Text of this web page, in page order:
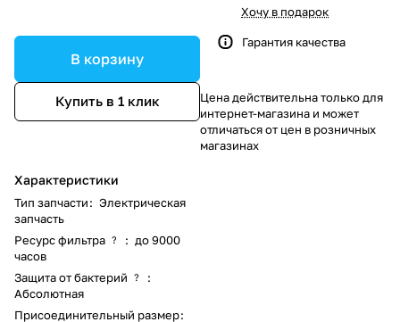
В корзину
Купить в 1 клик
Характеристики
Тип запчасти: Электрическая
запчасть
Ресурс фильтра ? : до 9000
часов
Защита от бактерий
?
:
Абсолютная
Присоединительный размер:
Хочу в подарок
Гарантия качества
Цена действительна только для
интернет-магазина и может
отличаться от цен в розничных
магазинах